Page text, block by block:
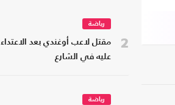
2
رياضة
مقتل لاعب أوغندي بعد الاعتداء
عليه في الشارع
رياضة